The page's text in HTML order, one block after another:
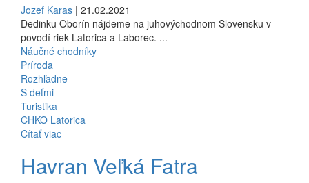
Jozef Karas | 21.02.2021
Dedinku Oborín nájdeme na juhovýchodnom Slovensku v
povodí riek Latorica a Laborec. ...
Náučné chodníky
Príroda
Rozhľadne
S deťmi
Turistika
CHKO Latorica
Čítať viac
Havran Veľká Fatra